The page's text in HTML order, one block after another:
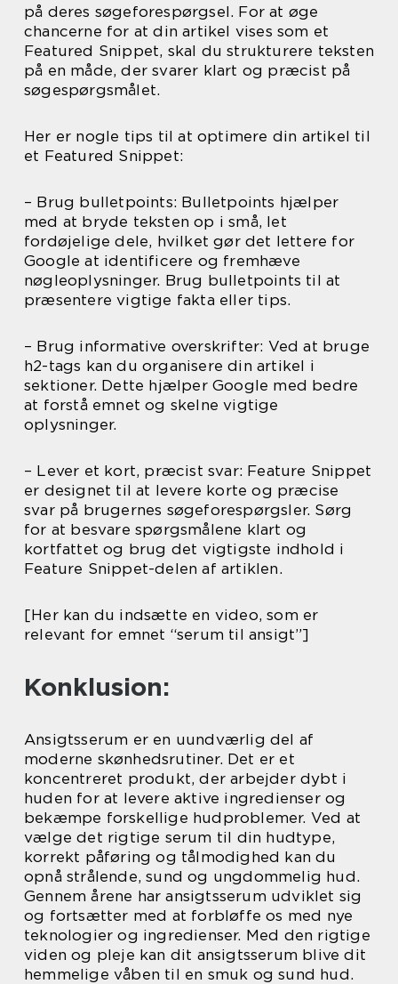
på deres søgeforespørgsel. For at øge
chancerne for at din artikel vises som et
Featured Snippet, skal du strukturere teksten
på en måde, der svarer klart og præcist på
søgespørgsmålet.
Her er nogle tips til at optimere din artikel til
et Featured Snippet:
– Brug bulletpoints: Bulletpoints hjælper
med at bryde teksten op i små, let
fordøjelige dele, hvilket gør det lettere for
Google at identificere og fremhæve
nøgleoplysninger. Brug bulletpoints til at
præsentere vigtige fakta eller tips.
– Brug informative overskrifter: Ved at bruge
h2-tags kan du organisere din artikel i
sektioner. Dette hjælper Google med bedre
at forstå emnet og skelne vigtige
oplysninger.
– Lever et kort, præcist svar: Feature Snippet
er designet til at levere korte og præcise
svar på brugernes søgeforespørgsler. Sørg
for at besvare spørgsmålene klart og
kortfattet og brug det vigtigste indhold i
Feature Snippet-delen af artiklen.
[Her kan du indsætte en video, som er
relevant for emnet “serum til ansigt”]
Konklusion:
Ansigtsserum er en uundværlig del af
moderne skønhedsrutiner. Det er et
koncentreret produkt, der arbejder dybt i
huden for at levere aktive ingredienser og
bekæmpe forskellige hudproblemer. Ved at
vælge det rigtige serum til din hudtype,
korrekt påføring og tålmodighed kan du
opnå strålende, sund og ungdommelig hud.
Gennem årene har ansigtsserum udviklet sig
og fortsætter med at forbløffe os med nye
teknologier og ingredienser. Med den rigtige
viden og pleje kan dit ansigtsserum blive dit
hemmelige våben til en smuk og sund hud.